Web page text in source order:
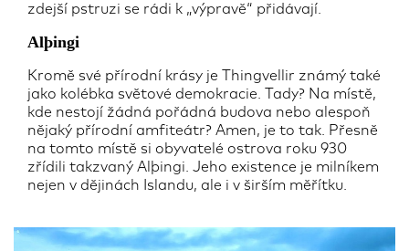
zdejší pstruzi se rádi k „výpravě“ přidávají.
Alþingi
Kromě své přírodní krásy je Thingvellir známý také
jako kolébka světové demokracie. Tady? Na místě,
kde nestojí žádná pořádná budova nebo alespoň
nějaký přírodní amfiteátr? Amen, je to tak. Přesně
na tomto místě si obyvatelé ostrova roku 930
zřídili takzvaný Alþingi. Jeho existence je milníkem
nejen v dějinách Islandu, ale i v širším měřítku.